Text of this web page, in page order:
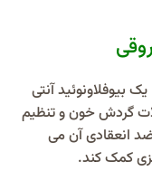
بیوفلاونوئید آنتی
گردش خون و تنظیم
انعقادی آن می
کمک کند.